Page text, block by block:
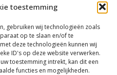
toestemming
gebruiken wij technologieën zoals
op te slaan en/of te
deze technologieën kunnen wij
ID's op deze website verwerken.
toestemming intrekt, kan dit een
functies en mogelijkheden.